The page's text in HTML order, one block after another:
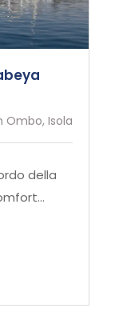
Ombo, Isola
della